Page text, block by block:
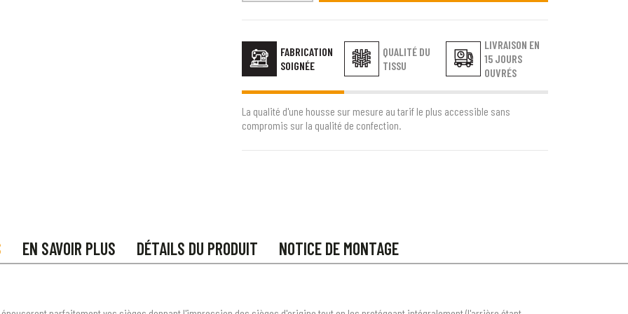
FABRICATION
SOIGNÉE
QUALITÉ DU
TISSU
LIVRAISON EN
15 JOURS
OUVRÉS
La qualité d'une housse sur mesure au tarif le plus accessible sans
compromis sur la qualité de confection.
EN SAVOIR PLUS DÉTAILS DU PRODUIT NOTICE DE MONTAGE